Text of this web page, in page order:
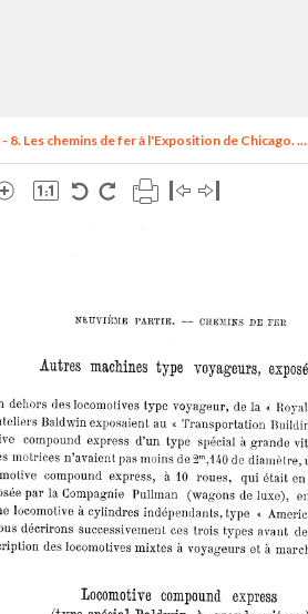
Les chemins de fer à l'Exposition de Chicago. ...